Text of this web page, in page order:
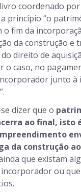
coordenado
princípio “o
o fim da
da construção e
direito de
o caso, no
junto à
dizer que o
ao final, isto
da construção
que existam
ou